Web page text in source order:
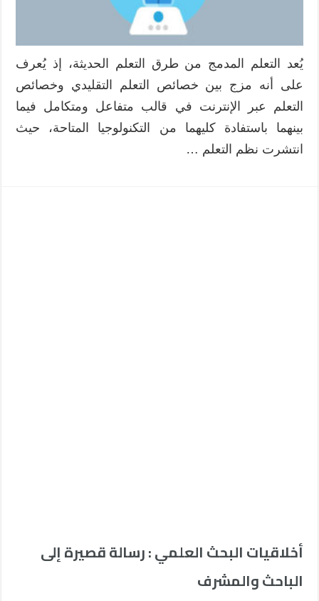
يُعد التعلم المدمج من طرق التعلم الحديثة، إذ يُعرف
على أنه مزج بين خصائص التعلم التقليدي وخصائص
التعلم عبر الإنترنت في قالب متفاعل ومتكامل فيما
بينهما باستفادة كليهما من التكنولوجيا المتاحة، حيث
انتشرت نظم التعلم …
أخلاقيات البحث العلمي : رسالة قصيرة إلى
الباحث والمشرف